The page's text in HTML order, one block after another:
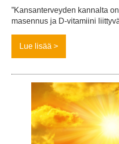
”Kansanterveyden kannalta
masennus ja D-vitamiini
Lue lisää